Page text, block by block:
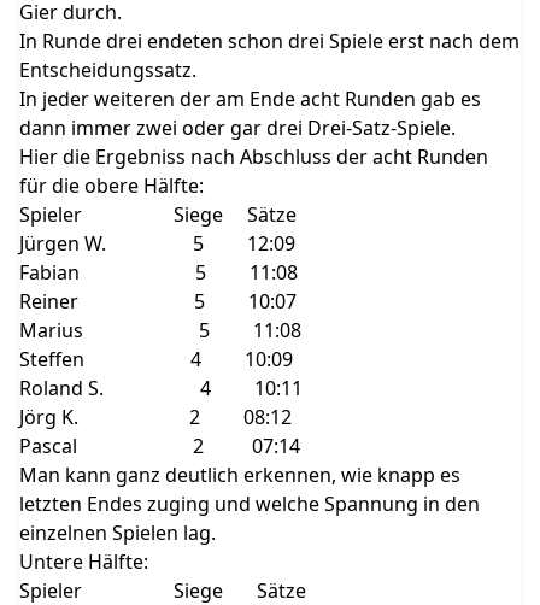
Gier durch.
In Runde drei endeten schon drei Spiele erst nach dem
Entscheidungssatz.
In jeder weiteren der am Ende acht Runden gab es
dann immer zwei oder gar drei Drei-Satz-Spiele.
Hier die Ergebniss nach Abschluss der acht Runden
für die obere Hälfte:
Spieler Siege Sätze
Jürgen W. 5 12:09
Fabian 5 11:08
Reiner 5 10:07
Marius 5 11:08
Steffen 4 10:09
Roland S. 4 10:11
Jörg K. 2 08:12
Pascal 2 07:14
Man kann ganz deutlich erkennen, wie knapp es
letzten Endes zuging und welche Spannung in den
einzelnen Spielen lag.
Untere Hälfte:
Spieler Siege Sätze